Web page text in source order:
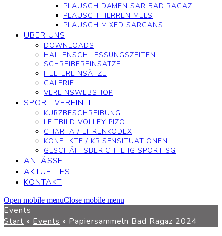
PLAUSCH DAMEN SAR BAD RAGAZ
PLAUSCH HERREN MELS
PLAUSCH MIXED SARGANS
ÜBER UNS
DOWNLOADS
HALLENSCHLIESSUNGSZEITEN
SCHREIBEREINSÄTZE
HELFEREINSÄTZE
GALERIE
VEREINSWEBSHOP
SPORT-VEREIN-T
KURZBESCHREIBUNG
LEITBILD VOLLEY PIZOL
CHARTA / EHRENKODEX
KONFLIKTE / KRISENSITUATIONEN
GESCHÄFTSBERICHTE IG SPORT SG
ANLÄSSE
AKTUELLES
KONTAKT
Open mobile menuClose mobile menu
Events
Start » Events » Papiersammeln Bad Ragaz 2024